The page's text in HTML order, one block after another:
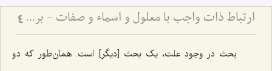
ارتباط ذات واجب با معلول و اسماء و صفات - بررسی پیوند علت، معلول و فیض الهی 4
بحث در وجود علت، یک بحث [دیگر] است. همان‌طور که دو